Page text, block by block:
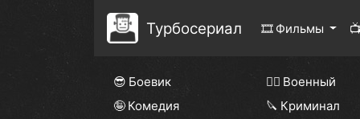
Турбосериал 🎞 Фильмы
😎 Боевик 👨‍✈️ Военный
🤪 Комедия
🔪 Криминал